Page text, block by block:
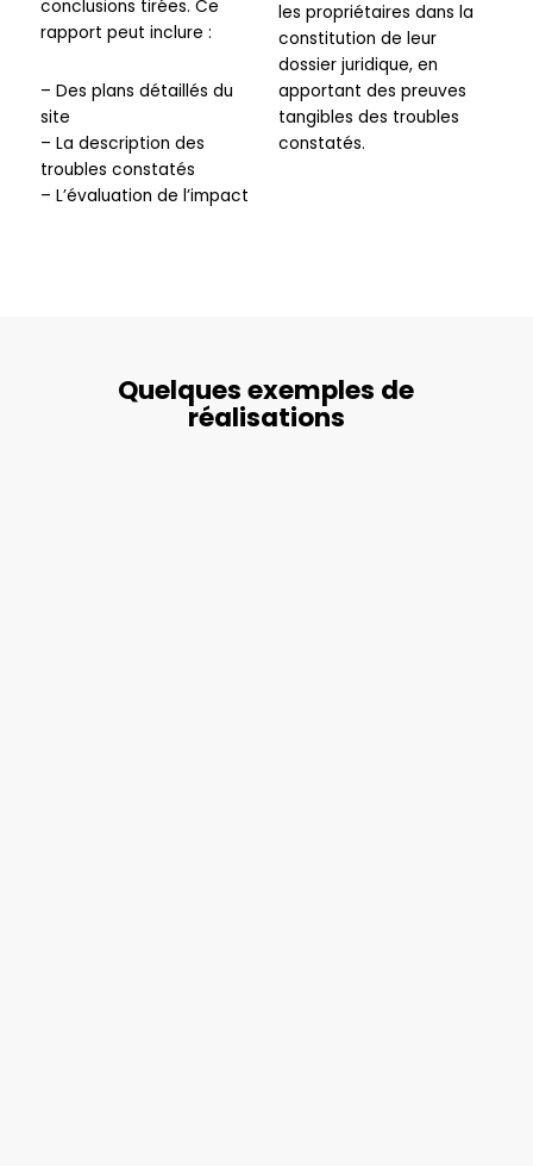
conclusions tirées. Ce
rapport peut inclure :
– Des plans détaillés du
site
– La description des
troubles constatés
– L’évaluation de l’impact
les propriétaires dans la
constitution de leur
dossier juridique, en
apportant des preuves
tangibles des troubles
constatés.
Quelques exemples de
réalisations